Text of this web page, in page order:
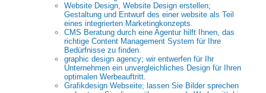
Website Design, Website Design erstellen;
Gestaltung und Entwurf des einer website als Teil
eines integrierten Marketingkonzepts.
CMS Beratung durch eine Agentur hilft Ihnen, das
richtige Content Management System für Ihre
Bedürfnisse zu finden.
graphic design agency; wir entwerfen für Ihr
Unternehmen ein unvergleichliches Design für Ihren
optimalen Werbeauftritt.
Grafikdesign Webseite; lassen Sie Bilder sprechen